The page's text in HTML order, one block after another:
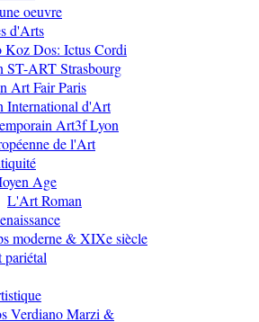
oeuvre
d'Arts
Koz Dos: Ictus Cordi
ST-ART Strasbourg
Art Fair Paris
International d'Art
Art3f Lyon
de l'Art
Age
L'Art Roman
moderne & XIXe siècle
Verdiano Marzi &